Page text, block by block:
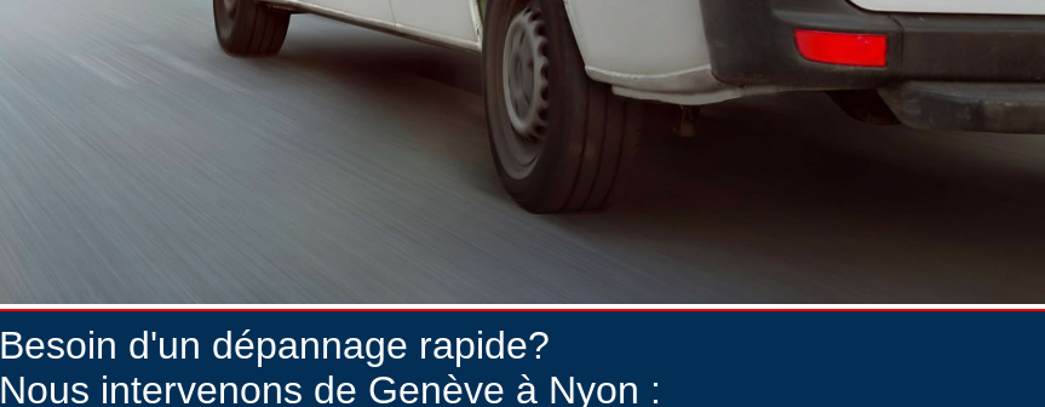
Besoin d'un dépannage rapide?
Nous intervenons de Genève à Nyon :